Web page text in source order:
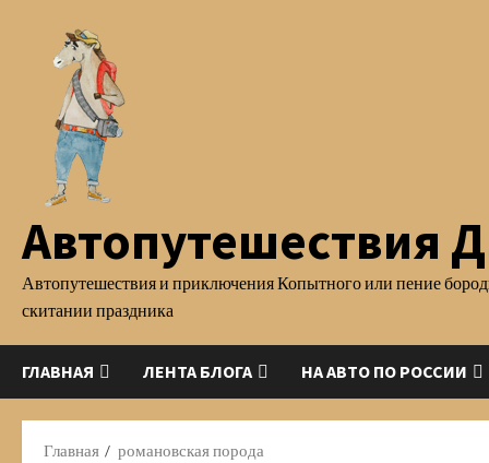
содержимому
Автопутешествия
Автопутешествия и приключения Копытного или пение
скитании праздника
ГЛАВНАЯ ЛЕНТА БЛОГА НА АВТО ПО РОССИИ
Главная романовская порода